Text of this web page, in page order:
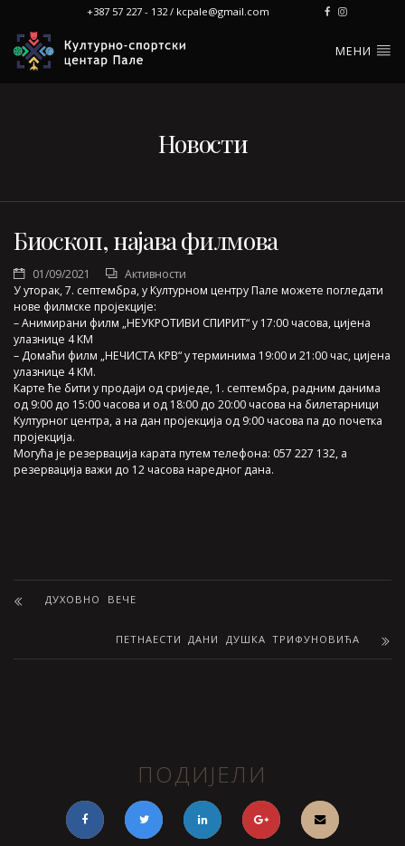
+387 57 227 - 132 / kcpale@gmail.com
МЕНИ
Новости
Биоскоп, најава филмова
01/09/2021
Активности
У уторак, 7. септембра, у Културном центру Пале можете погледати
нове филмске пројекције:
– Анимирани филм „НЕУКРОТИВИ СПИРИТ“ у 17:00 часова, цијена
улазнице 4 КМ
– Домаћи филм „НЕЧИСТА КРВ“ у терминима 19:00 и 21:00 час, цијена
улазнице 4 КМ.
Карте ће бити у продаји од сриједе, 1. септембра, радним данима
од 9:00 до 15:00 часова и од 18:00 до 20:00 часова на билетарници
Културног центра, а на дан пројекција од 9:00 часова па до почетка
пројекција.
Могућа је резервација карата путем телефона: 057 227 132, а
резервација важи до 12 часова наредног дана.
ДУХОВНО ВЕЧЕ
ПЕТНАЕСТИ ДАНИ ДУШКА ТРИФУНОВИЋА
ПОДИЈЕЛИ